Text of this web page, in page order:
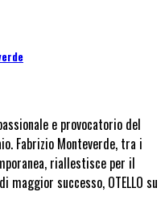
e provocatorio del
Fabrizio Monteverde, tra i
riallestisce per il
successo, OTELLO su